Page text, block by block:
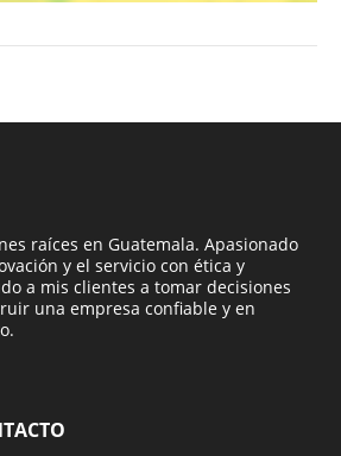
raíces en Guatemala. Apasionado
y el servicio con ética y
a mis clientes a tomar decisiones
una empresa confiable y en